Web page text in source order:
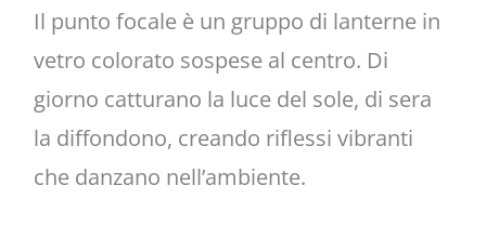
Il punto focale è un gruppo di lanterne in
vetro colorato sospese al centro. Di
giorno catturano la luce del sole, di sera
la diffondono, creando riflessi vibranti
che danzano nell’ambiente.